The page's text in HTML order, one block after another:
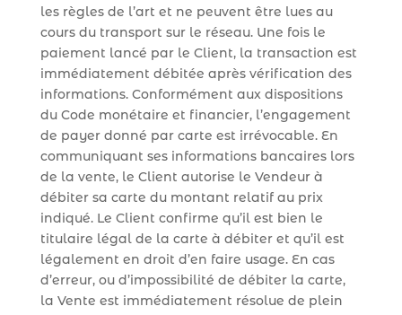
les règles de l’art et ne peuvent être lues au
cours du transport sur le réseau. Une fois le
paiement lancé par le Client, la transaction est
immédiatement débitée après vérification des
informations. Conformément aux dispositions
du Code monétaire et financier, l’engagement
de payer donné par carte est irrévocable. En
communiquant ses informations bancaires lors
de la vente, le Client autorise le Vendeur à
débiter sa carte du montant relatif au prix
indiqué. Le Client confirme qu’il est bien le
titulaire légal de la carte à débiter et qu’il est
légalement en droit d’en faire usage. En cas
d’erreur, ou d’impossibilité de débiter la carte,
la Vente est immédiatement résolue de plein